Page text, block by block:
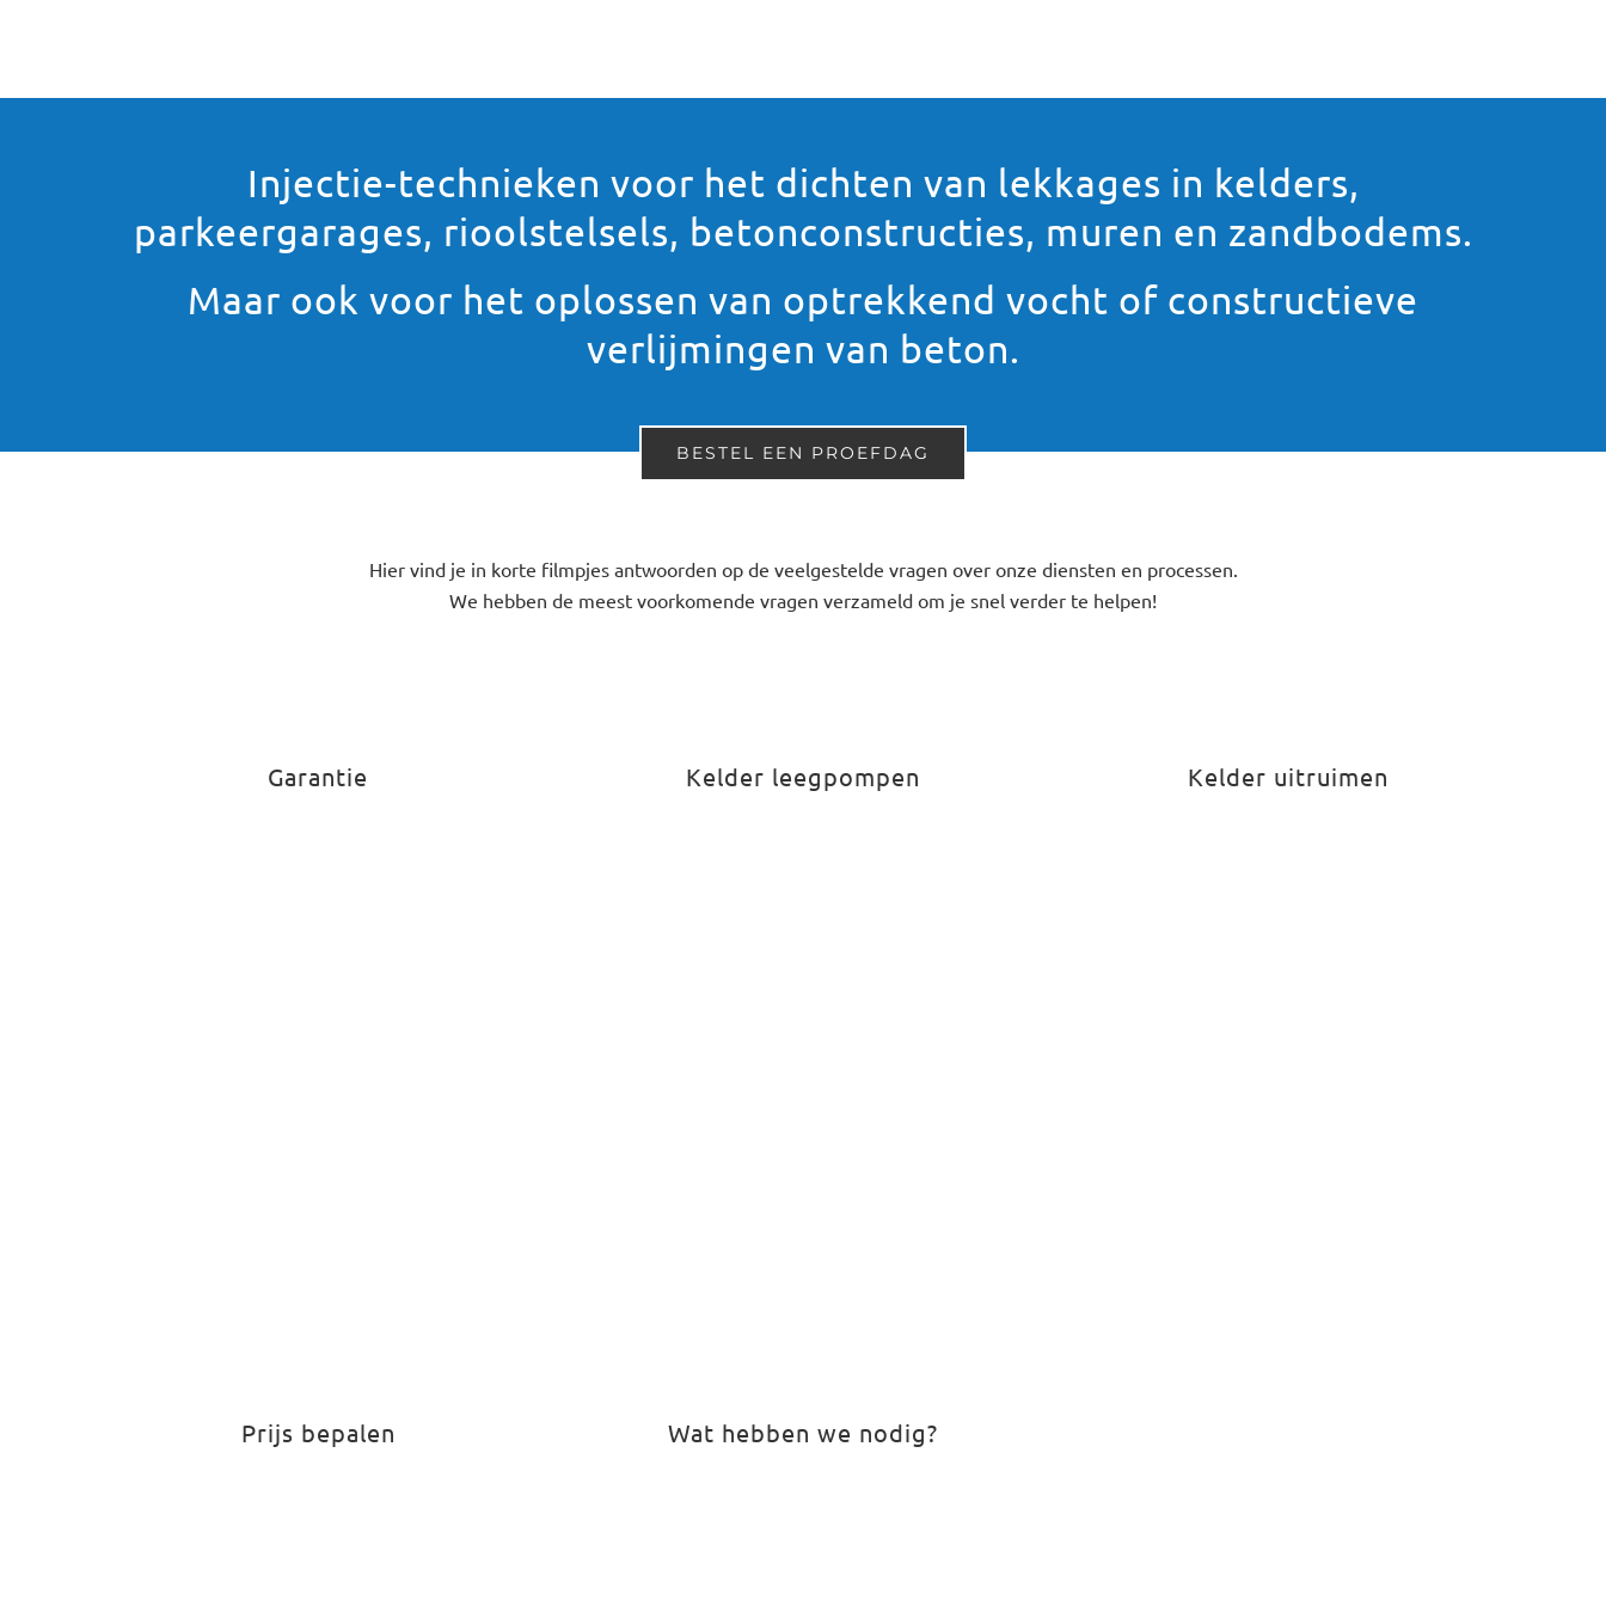
Injectie-technieken voor het dichten van lekkages in kelders,
parkeergarages, rioolstelsels, betonconstructies, muren en zandbodems.
Maar ook voor het oplossen van optrekkend vocht of constructieve
verlijmingen van beton.
BESTEL EEN PROEFDAG
Hier vind je in korte filmpjes antwoorden op de veelgestelde vragen over onze diensten en processen.
We hebben de meest voorkomende vragen verzameld om je snel verder te helpen!
Garantie Kelder leegpompen Kelder uitruimen
Prijs bepalen Wat hebben we nodig?